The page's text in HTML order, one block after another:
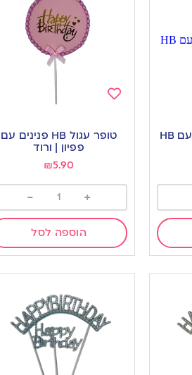
טופר חישוק לבן זהב עם HB
wishlist
טופר עגול HB פנינים עם
פפיון | ורוד
₪5.90
+
-
הוספה לסל